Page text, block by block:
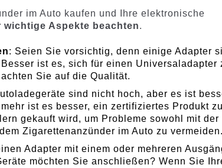
im Auto kaufen und Ihre elektronische
wichtige Aspekte beachten.
: Seien Sie vorsichtig, denn einige Adapter
ist es, sich für einen Universaladapter
Sie auf die Qualität.
sind nicht hoch, aber es ist
ist es besser, ein zertifiziertes Produkt
gekauft wird, um Probleme sowohl mit der
Zigarettenanzünder im Auto zu
Adapter mit einem oder mehreren
möchten Sie anschließen? Wenn Sie